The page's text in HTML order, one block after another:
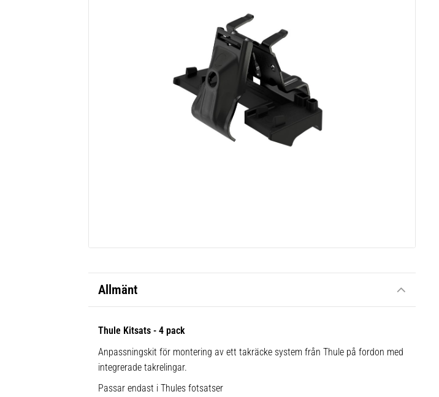
Allmänt
Thule Kitsats - 4 pack
Anpassningskit för montering av ett takräcke system från Thule på fordon med
integrerade takrelingar.
Passar endast i Thules fotsatser